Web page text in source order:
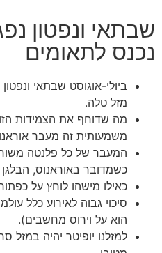
שבתאי ונפטון
נכנס לתאומים
ביולי-אוגוסט שבתאי
מזל טלה.
מה שדוחף את הצמידות
משמעותית זה מעבר
המעבר של כל פלנטה
כשמדובר באוראנוס,
כאילו מישהו לוחץ על
סיכוי גבוה לאירוע כלל
הוא על וירוס מחשבים).
למזלנו יופיטר יהיה במזל